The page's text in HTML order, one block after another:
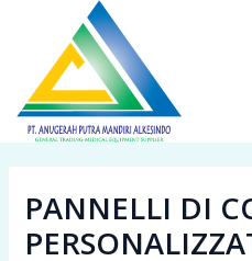
content
PANNELLI DI